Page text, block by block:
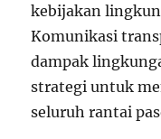
kebijakan
Komunikasi
dampak
strategi untuk
seluruh rantai